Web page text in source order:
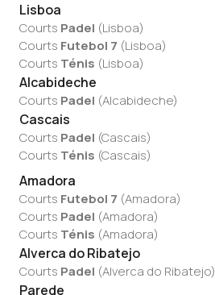
Lisboa
Courts Padel (Lisboa)
Courts Futebol 7 (Lisboa)
Courts Ténis (Lisboa)
Alcabideche
Courts Padel (Alcabideche)
Cascais
Courts Padel (Cascais)
Courts Ténis (Cascais)
Amadora
Courts Futebol 7 (Amadora)
Courts Padel (Amadora)
Courts Ténis (Amadora)
Alverca do Ribatejo
Courts Padel (Alverca do Ribatejo)
Parede